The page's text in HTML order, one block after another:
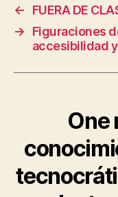
←
FUERA DE
→
Figuraciones
accesibilidad
One